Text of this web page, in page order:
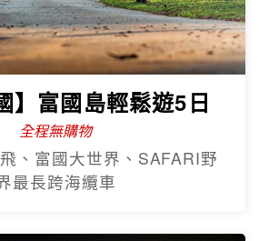
】富國島輕鬆遊5日
全程無購物
、富國大世界、SAFARI野
最長跨海纜車